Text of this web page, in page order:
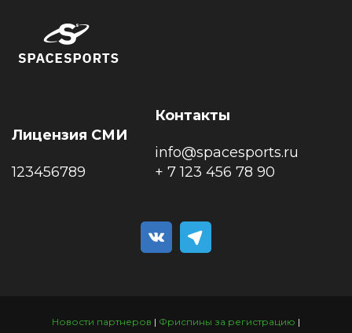
Лицензия СМИ
123456789
Контакты
info@spacesports.ru
+ 7 123 456 78 90
Новости партнеров | Фриспины за регистрацию |